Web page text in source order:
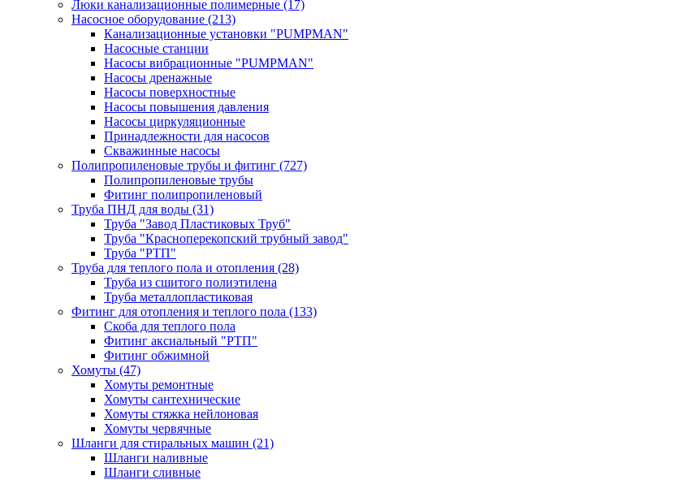
Люки канализационные полимерные (17)
Насосное оборудование (213)
Канализационные установки "PUMPMAN"
Насосные станции
Насосы вибрационные "PUMPMAN"
Насосы дренажные
Насосы поверхностные
Насосы повышения давления
Насосы циркуляционные
Принадлежности для насосов
Скважинные насосы
Полипропиленовые трубы и фитинг (727)
Полипропиленовые трубы
Фитинг полипропиленовый
Труба ПНД для воды (31)
Труба "Завод Пластиковых Труб"
Труба "Красноперекопский трубный завод"
Труба "РТП"
Труба для теплого пола и отопления (28)
Труба из сшитого полиэтилена
Труба металлопластиковая
Фитинг для отопления и теплого пола (133)
Скоба для теплого пола
Фитинг аксиальный "РТП"
Фитинг обжимной
Хомуты (47)
Хомуты ремонтные
Хомуты сантехнические
Хомуты стяжка нейлоновая
Хомуты червячные
Шланги для стиральных машин (21)
Шланги наливные
Шланги сливные